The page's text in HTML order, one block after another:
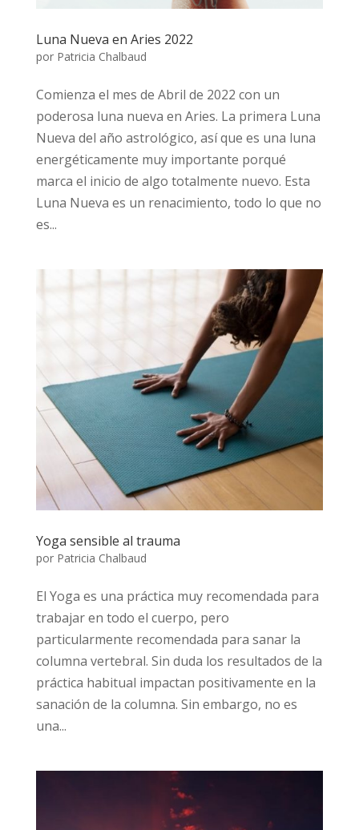
Luna Nueva en Aries 2022
por Patricia Chalbaud
Comienza el mes de Abril de 2022 con un
poderosa luna nueva en Aries. La primera Luna
Nueva del año astrológico, así que es una luna
energéticamente muy importante porqué
marca el inicio de algo totalmente nuevo. Esta
Luna Nueva es un renacimiento, todo lo que no
es...
Yoga sensible al trauma
por Patricia Chalbaud
El Yoga es una práctica muy recomendada para
trabajar en todo el cuerpo, pero
particularmente recomendada para sanar la
columna vertebral. Sin duda los resultados de la
práctica habitual impactan positivamente en la
sanación de la columna. Sin embargo, no es
una...